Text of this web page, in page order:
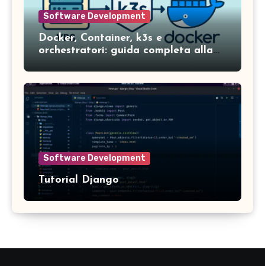
Software Development
Docker, Container, k3s e
orchestratori: guida completa alla
moderni
Software Development
Tutorial Django